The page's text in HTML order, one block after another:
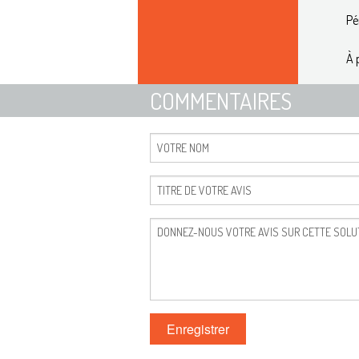
À
COMMENTAIRES